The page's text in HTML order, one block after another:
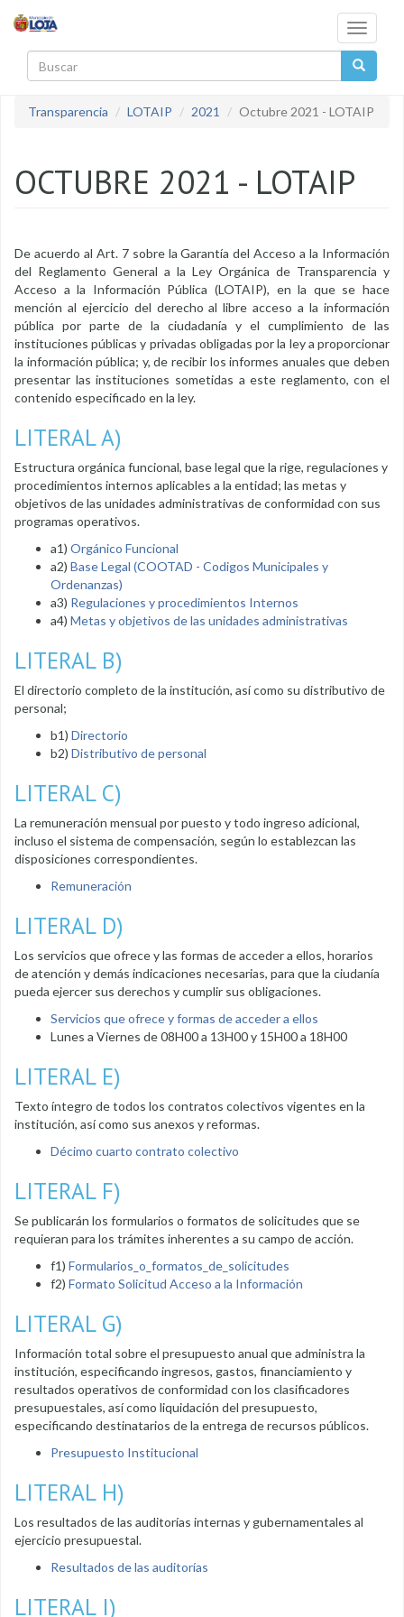
Toggle
Transparencia
LOTAIP 2021 Octubre 2021 - LOTAIP
OCTUBRE 2021 - LOTAIP
De acuerdo al Art. 7 sobre la Garantía del Acceso a la Información
del Reglamento General a la Ley Orgánica de Transparencia y
Acceso a la Información Pública (LOTAIP), en la que se hace
mención al ejercicio del derecho al libre acceso a la información
pública por parte de la ciudadanía y el cumplimiento de las
instituciones públicas y privadas obligadas por la ley a proporcionar
la información pública; y, de recibir los informes anuales que deben
presentar las instituciones sometidas a este reglamento, con el
contenido especificado en la ley.
LITERAL A)
Estructura orgánica funcional, base legal que la rige, regulaciones y
procedimientos internos aplicables a la entidad; las metas y
objetivos de las unidades administrativas de conformidad con sus
programas operativos.
a1) Orgánico Funcional
a2) Base Legal (COOTAD - Codigos Municipales y
Ordenanzas)
a3) Regulaciones y procedimientos Internos
a4) Metas y objetivos de las unidades administrativas
LITERAL B)
El directorio completo de la institución, así como su distributivo de
personal;
b1) Directorio
b2) Distributivo de personal
LITERAL C)
La remuneración mensual por puesto y todo ingreso adicional,
incluso el sistema de compensación, según lo establezcan las
disposiciones correspondientes.
Remuneración
LITERAL D)
Los servicios que ofrece y las formas de acceder a ellos, horarios
de atención y demás indicaciones necesarias, para que la ciudanía
pueda ejercer sus derechos y cumplir sus obligaciones.
Servicios que ofrece y formas de acceder a ellos
Lunes a Viernes de 08H00 a 13H00 y 15H00 a 18H00
LITERAL E)
Texto íntegro de todos los contratos colectivos vigentes en la
institución, así como sus anexos y reformas.
Décimo cuarto contrato colectivo
LITERAL F)
Se publicarán los formularios o formatos de solicitudes que se
requieran para los trámites inherentes a su campo de acción.
f1) Formularios_o_formatos_de_solicitudes
f2) Formato Solicitud Acceso a la Información
LITERAL G)
Información total sobre el presupuesto anual que administra la
institución, especificando ingresos, gastos, financiamiento y
resultados operativos de conformidad con los clasificadores
presupuestales, así como liquidación del presupuesto,
especificando destinatarios de la entrega de recursos públicos.
Presupuesto Institucional
LITERAL H)
Los resultados de las auditorías internas y gubernamentales al
ejercicio presupuestal.
Resultados de las auditorías
LITERAL I)